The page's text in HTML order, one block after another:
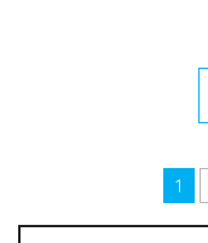
Pagination
1